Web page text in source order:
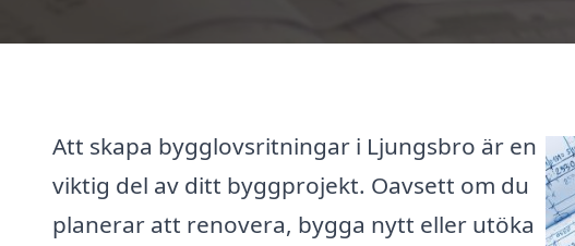
Att skapa bygglovsritningar i Ljungsbro är en
viktig del av ditt byggprojekt. Oavsett om du
planerar att renovera, bygga nytt eller utöka